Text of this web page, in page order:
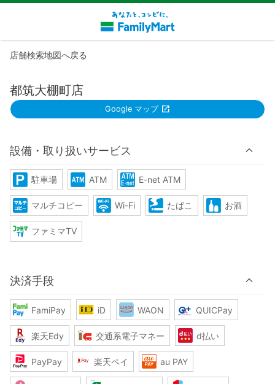
店舗検索地図へ戻る
都筑大棚町店
Google マップ
設備・取り扱いサービス
駐車場 ATM E-net ATM
マルチコピー Wi-Fi たばこ お酒
ファミマTV
決済手段
FamiPay iD WAON QUICPay
楽天Edy 交通系電子マネー d払い
PayPay 楽天ペイ au PAY